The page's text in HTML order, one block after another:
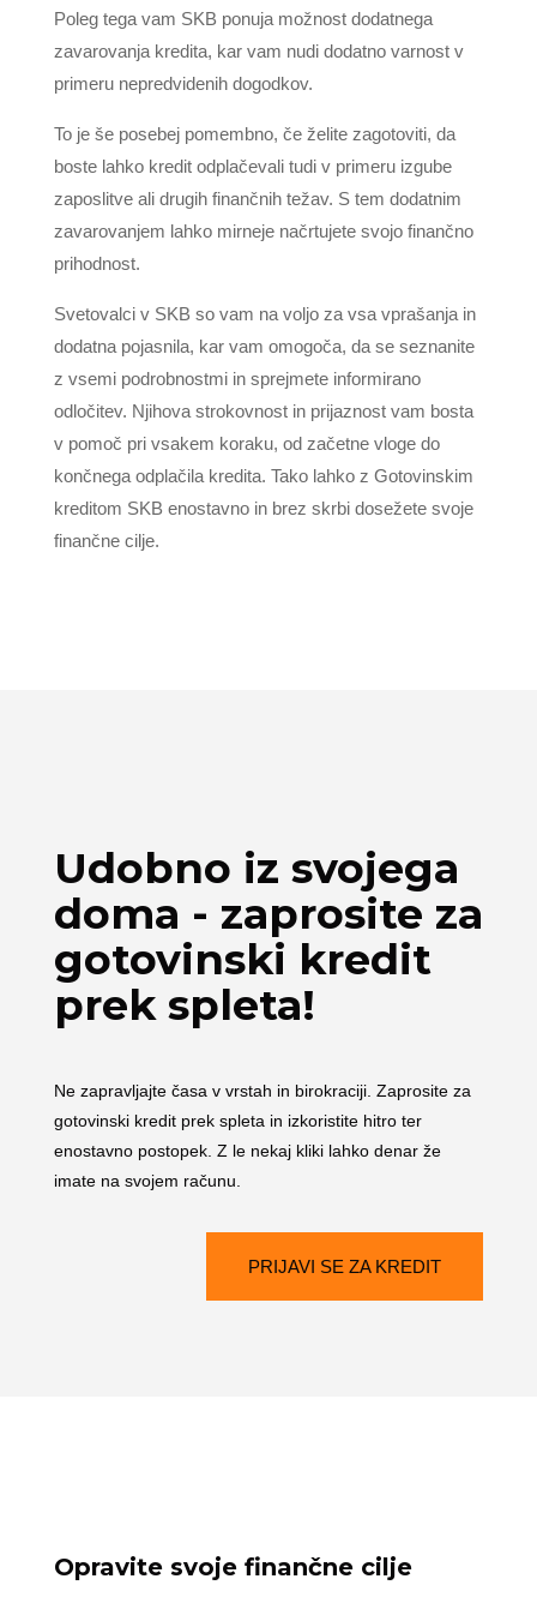
Poleg tega vam SKB ponuja možnost dodatnega
zavarovanja kredita, kar vam nudi dodatno varnost v
primeru nepredvidenih dogodkov.
To je še posebej pomembno, če želite zagotoviti, da
boste lahko kredit odplačevali tudi v primeru izgube
zaposlitve ali drugih finančnih težav. S tem dodatnim
zavarovanjem lahko mirneje načrtujete svojo finančno
prihodnost.
Svetovalci v SKB so vam na voljo za vsa vprašanja in
dodatna pojasnila, kar vam omogoča, da se seznanite
z vsemi podrobnostmi in sprejmete informirano
odločitev. Njihova strokovnost in prijaznost vam bosta
v pomoč pri vsakem koraku, od začetne vloge do
končnega odplačila kredita. Tako lahko z Gotovinskim
kreditom SKB enostavno in brez skrbi dosežete svoje
finančne cilje.
Udobno iz svojega
doma - zaprosite za
gotovinski kredit
prek spleta!
Ne zapravljajte časa v vrstah in birokraciji. Zaprosite za
gotovinski kredit prek spleta in izkoristite hitro ter
enostavno postopek. Z le nekaj kliki lahko denar že
imate na svojem računu.
PRIJAVI SE ZA KREDIT
Opravite svoje finančne cilje